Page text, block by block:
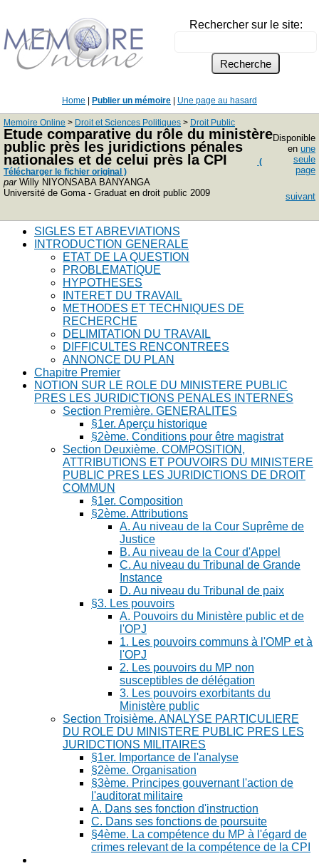
Rechercher sur le site:
Home Publier un mémoire Une page au hasard
Memoire Online > Droit et Sciences Politiques > Droit Public
Etude comparative du rôle du ministère
public près les juridictions pénales
nationales et de celui près la CPI
(
Télécharger le fichier original )
parWilly NIYONSABA BANYANGA
Université de Goma - Graduat en droit public 2009
Disponible
en une
seule
page
suivant
SIGLES ET ABREVIATIONS
INTRODUCTION GENERALE
ETAT DE LA QUESTION
PROBLEMATIQUE
HYPOTHESES
INTERET DU TRAVAIL
METHODES ET TECHNIQUES DE
RECHERCHE
DELIMITATION DU TRAVAIL
DIFFICULTES RENCONTREES
ANNONCE DU PLAN
Chapitre Premier
NOTION SUR LE ROLE DU MINISTERE PUBLIC
PRES LES JURIDICTIONS PENALES INTERNES
Section Première. GENERALITES
§1er. Aperçu historique
§2ème. Conditions pour être magistrat
Section Deuxième. COMPOSITION,
ATTRIBUTIONS ET POUVOIRS DU MINISTERE
PUBLIC PRES LES JURIDICTIONS DE DROIT
COMMUN
§1er. Composition
§2ème. Attributions
A. Au niveau de la Cour Suprême de
Justice
B. Au niveau de la Cour d'Appel
C. Au niveau du Tribunal de Grande
Instance
D. Au niveau du Tribunal de paix
§3. Les pouvoirs
A. Pouvoirs du Ministère public et de
l'OPJ
1. Les pouvoirs communs à l'OMP et à
l'OPJ
2. Les pouvoirs du MP non
susceptibles de délégation
3. Les pouvoirs exorbitants du
Ministère public
Section Troisième. ANALYSE PARTICULIERE
DU ROLE DU MINISTERE PUBLIC PRES LES
JURIDCTIONS MILITAIRES
§1er. Importance de l'analyse
§2ème. Organisation
§3ème. Principes gouvernant l'action de
l'auditorat militaire
A. Dans ses fonction d'instruction
C. Dans ses fonctions de poursuite
§4ème. La compétence du MP à l'égard de
crimes relevant de la compétence de la CPI